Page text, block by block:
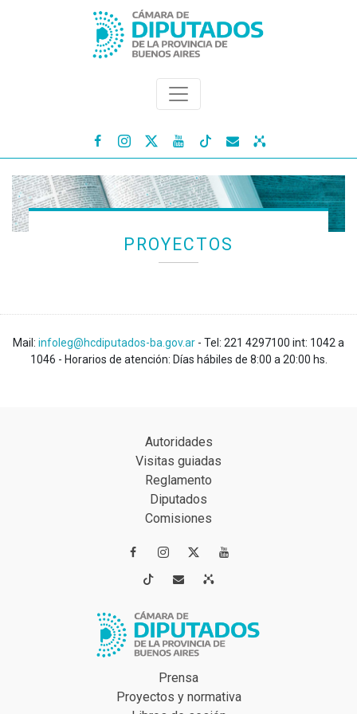
   
PROYECTOS
Mail: infoleg@hcdiputados-ba.gov.ar - Tel: 221 4297100 int: 1042 a
1046 - Horarios de atención: Días hábiles de 8:00 a 20:00 hs.
Autoridades
Visitas guiadas
Reglamento
Diputados
Comisiones
 
 
Prensa
Proyectos y normativa